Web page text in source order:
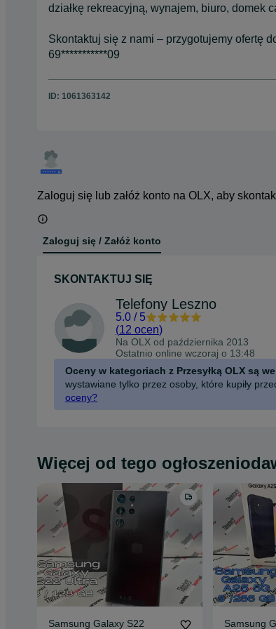
działkę rekreacyjną, wynajem, biuro, domek
Skontaktuj się z nami – przygotujemy ofertę
69***********09
ID: 1061363142
Zaloguj się lub załóż konto na OLX, aby
Zaloguj się / Załóż konto
SKONTAKTUJ SIĘ
Telefony Leszno
5.0 / 5
(12 ocen)
Na OLX od października 2013
Ostatnio online wczoraj o 13:48
Oceny w kategoriach z Przesyłką OLX są
wystawiane tylko przez osoby, które kupiły
oceny?
Więcej od tego
Samsung Galaxy S22 Samsung